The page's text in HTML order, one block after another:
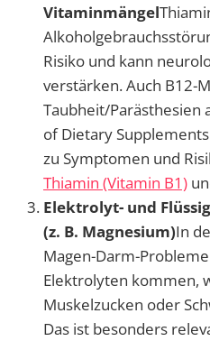
Vitaminmängel
Risiko und kann
verstärken. Auch B12-
Taubheit/Parästhesien
of Dietary
zu Symptomen und
Thiamin (Vitamin B1)
Elektrolyt- und
(z. B. Magnesium)In
Magen-Darm-
Elektrolyten kommen,
Muskelzucken oder
Das ist besonders